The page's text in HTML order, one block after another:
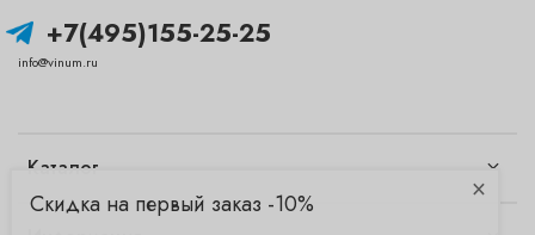
Каталог
+7(495)155-25-25
info@vinum.ru
×
Скидка на первый заказ -10%